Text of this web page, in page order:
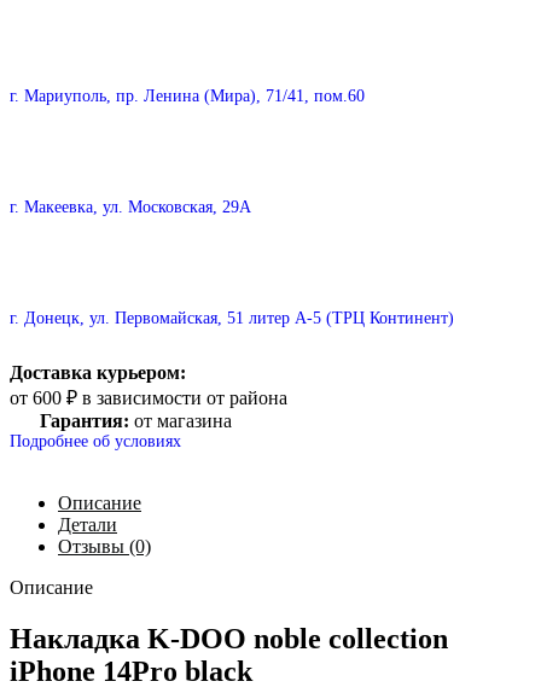
г. Мариуполь, пр. Ленина (Мира), 71/41, пом.60
г. Макеевка, ул. Московская, 29А
г. Донецк, ул. Первомайская, 51 литер А-5 (ТРЦ Континент)
Доставка курьером:
от 600 ₽ в зависимости от района
Гарантия: от магазина
Подробнее об условиях
Описание
Детали
Отзывы (0)
Описание
Накладка K-DOO noble collection
iPhone 14Pro black